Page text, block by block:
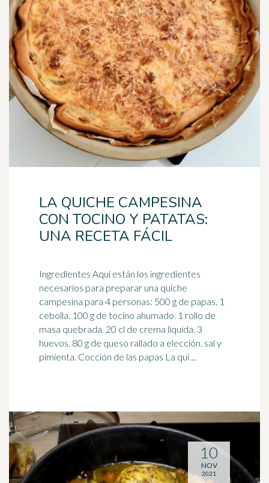
LA QUICHE CAMPESINA
CON TOCINO Y PATATAS:
UNA RECETA FÁCIL
Ingredientes Aquí están los ingredientes
necesarios para preparar una quiche
campesina para 4 personas: 500 g de papas. 1
cebolla. 100 g de tocino ahumado. 1 rollo de
masa quebrada. 20 cl de crema líquida. 3
huevos. 80 g de queso rallado a elección. sal y
pimienta. Cocción de las papas La qui ...
10
NOV
2021